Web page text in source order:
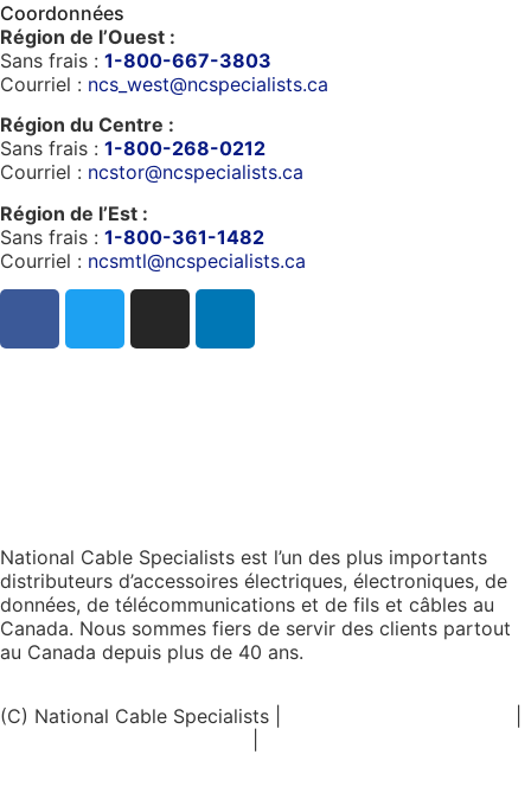
Coordonnées
Région de l’Ouest :
Sans frais : 1-800-667-3803
Courriel : ncs_west@ncspecialists.ca
Région du Centre :
Sans frais : 1-800-268-0212
Courriel : ncstor@ncspecialists.ca
Région de l’Est :
Sans frais : 1-800-361-1482
Courriel : ncsmtl@ncspecialists.ca
National Cable Specialists est l’un des plus importants
distributeurs d’accessoires électriques, électroniques, de
données, de télécommunications et de fils et câbles au
Canada. Nous sommes fiers de servir des clients partout
au Canada depuis plus de 40 ans.
(C) National Cable Specialists |